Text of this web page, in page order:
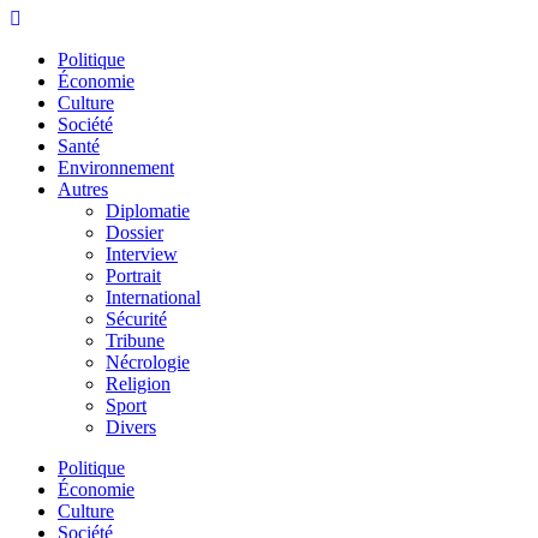
Politique
Économie
Culture
Société
Santé
Environnement
Autres
Diplomatie
Dossier
Interview
Portrait
International
Sécurité
Tribune
Nécrologie
Religion
Sport
Divers
Menu
Politique
Économie
Culture
Société